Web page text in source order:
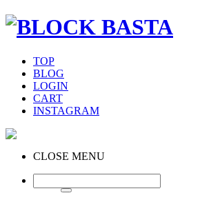
TOP
BLOG
LOGIN
CART
INSTAGRAM
CLOSE MENU